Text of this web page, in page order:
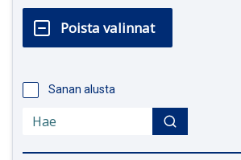
Sanan alusta